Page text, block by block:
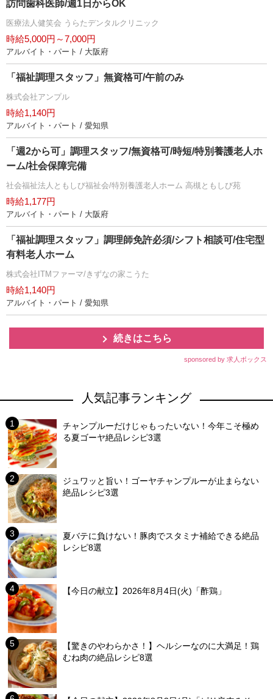
訪問歯科医師/週1日からOK
医療法人健笑会 うらたデンタルクリニック
時給5,000円～7,000円
アルバイト・パート / 大阪府
「福祉調理スタッフ」無資格可/午前のみ
株式会社アンプル
時給1,140円
アルバイト・パート / 愛知県
「週2から可」調理スタッフ/無資格可/時短/特別養護老人ホ
ーム/社会保障完備
社会福祉法人ともしび福祉会/特別養護老人ホーム 高槻ともしび苑
時給1,177円
アルバイト・パート / 大阪府
「福祉調理スタッフ」調理師免許必須/シフト相談可/住宅型
有料老人ホーム
株式会社ITMファーマ/きずなの家こうた
時給1,140円
アルバイト・パート / 愛知県
続きはこちら
sponsored by 求人ボックス
人気記事ランキング
チャンプルーだけじゃもったいない！今年こそ極め
る夏ゴーヤ絶品レシピ3選
ジュワッと旨い！ゴーヤチャンプルーが止まらない
絶品レシピ3選
夏バテに負けない！豚肉でスタミナ補給できる絶品
レシピ8選
【今日の献立】2026年8月4日(火)「酢鶏」
【驚きのやわらかさ！】ヘルシーなのに大満足！鶏
むね肉の絶品レシピ8選